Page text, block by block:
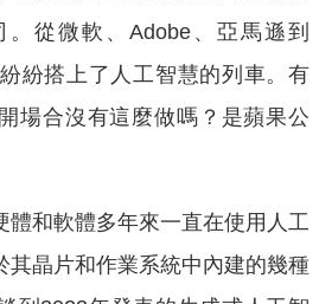
從微軟、Adobe、亞馬遜到
紛搭上了人工智慧的列車。有
場合沒有這麼做嗎？是蘋果公
體和軟體多年來一直在使用人工
其晶片和作業系統中內建的幾種